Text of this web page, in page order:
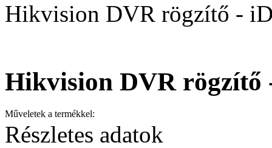
Hikvision DVR rögzítő -
Hikvision DVR
Műveletek a termékkel:
Részletes adatok